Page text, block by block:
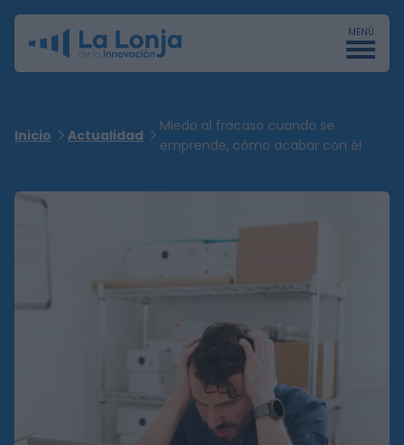
MENÚ
Inicio Actualidad
Miedo al fracaso cuando se
emprende, cómo acabar con él